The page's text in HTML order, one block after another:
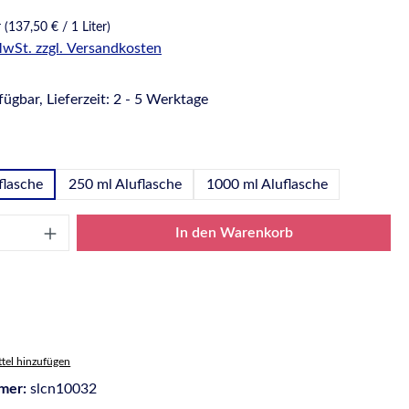
(137,50 € / 1 Liter)
zzgl. Versandkosten
Lieferzeit: 2 - 5 Werktage
250 ml Aluflasche 1000 ml Aluflasche
Gib den gewünschten Wert ein
In den Warenkorb
hinzufügen
slcn10032